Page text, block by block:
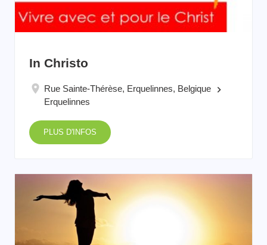
In Christo
Rue Sainte-Thérèse, Erquelinnes, Belgique keyboard_arrow_right
Erquelinnes
PLUS D'INFOS